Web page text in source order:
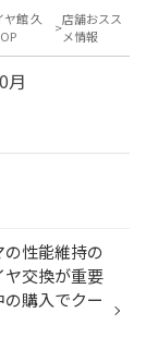
ヤ館 久
店舗おスス
メ情報
月
の性能維持の
交換が重要
購入でクー